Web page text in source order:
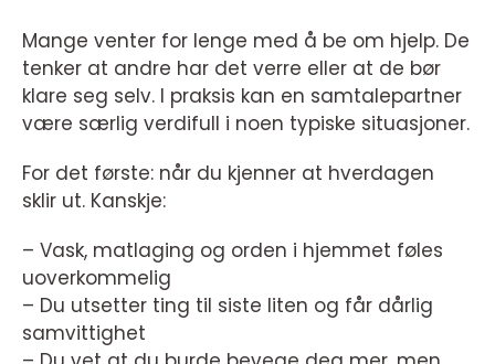
Mange venter for lenge med å be om hjelp. De
tenker at andre har det verre eller at de bør
klare seg selv. I praksis kan en samtalepartner
være særlig verdifull i noen typiske situasjoner.
For det første: når du kjenner at hverdagen
sklir ut. Kanskje:
– Vask, matlaging og orden i hjemmet føles
uoverkommelig
– Du utsetter ting til siste liten og får dårlig
samvittighet